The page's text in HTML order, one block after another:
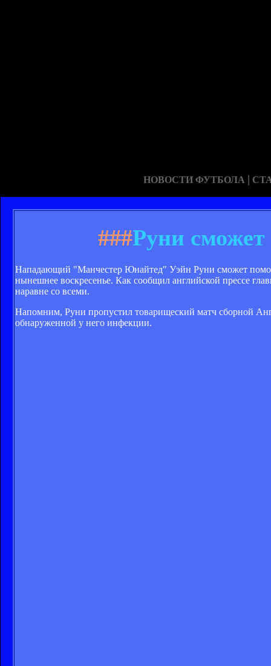
НОВОСТИ ФУТБОЛА |
###Руни
Нападающий "Манчестер Юнайтед" Уэйн Руни сможет
нынешнее воскресенье. Как сообщил английской прессе
наравне со всеми.
Напомним, Руни пропустил товарищеский матч сборной
обнаруженной у него инфекции.